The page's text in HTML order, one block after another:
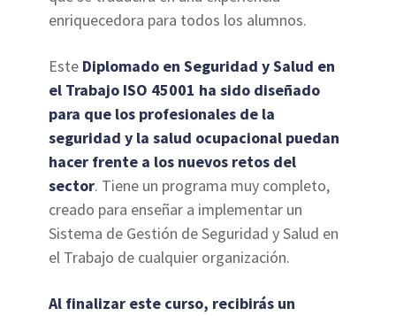
enriquecedora para todos los alumnos.
Este Diplomado en Seguridad y Salud en
el Trabajo ISO 45001 ha sido diseñado
para que los profesionales de la
seguridad y la salud ocupacional puedan
hacer frente a los nuevos retos del
sector. Tiene un programa muy completo,
creado para enseñar a implementar un
Sistema de Gestión de Seguridad y Salud en
el Trabajo de cualquier organización.
Al finalizar este curso, recibirás un